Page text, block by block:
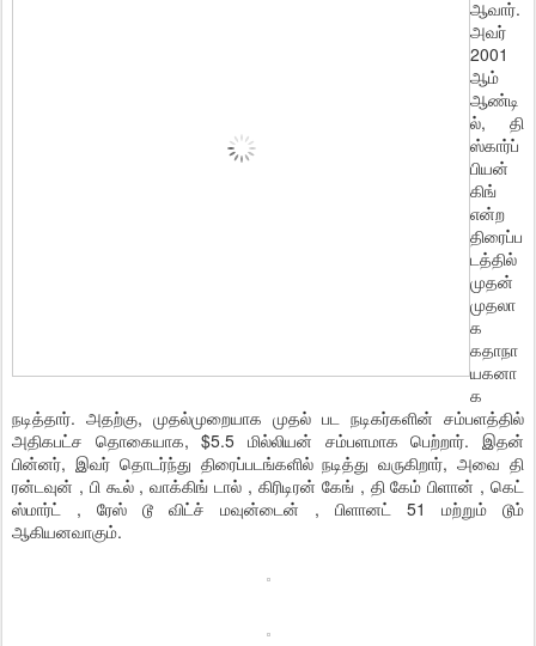
ஆவார்.
அவர்
2001
ஆம்
ஆண்டி
ல், தி
ஸ்கார்ப்
பியன்
கிங்
என்ற
திரைப்ப
டத்தில்
முதன்
முதலா
க
கதாநா
யகனா
க
நடித்தார். அதற்கு, முதல்முறையாக முதல் பட நடிகர்களின் சம்பளத்தில்
அதிகபட்ச தொகையாக, $5.5 மில்லியன் சம்பளமாக பெற்றார். இதன்
பின்னர், இவர் தொடர்ந்து திரைப்படங்களில் நடித்து வருகிறார், அவை தி
ரன்டவுன் , பி கூல் , வாக்கிங் டால் , கிரிடிரன் கேங் , தி கேம் பிளான் , கெட்
ஸ்மார்ட் , ரேஸ் டூ விட்ச் மவுன்டைன் , பிளானட் 51 மற்றும் டூம்
ஆகியனவாகும்.